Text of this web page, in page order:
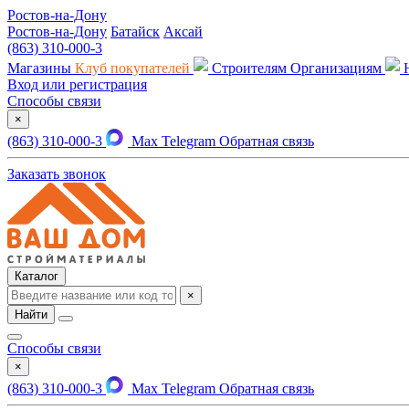
Ростов-на-Дону
Ростов-на-Дону Батайск Аксай
(863) 310-000-3
Магазины Клуб покупателей Строителям Организациям
Вход или регистрация
Способы связи
×
(863) 310-000-3 Max Telegram Обратная связь
Заказать звонок
Каталог
×
Найти
Способы связи
×
(863) 310-000-3 Max Telegram Обратная связь